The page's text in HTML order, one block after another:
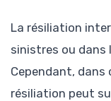
La résiliation
sinistres ou dans
Cependant, dans
résiliation peut